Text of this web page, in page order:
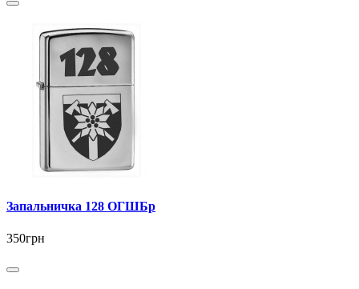
Запальничка 128 ОГШБр
350грн